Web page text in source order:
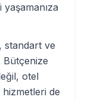
standart ve
Bütçenize
otel
de